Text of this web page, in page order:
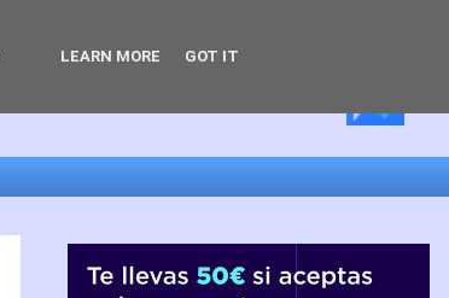
LEARN MORE GOT IT